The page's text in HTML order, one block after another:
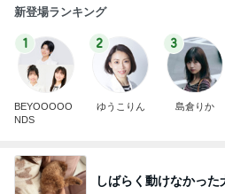
新登場ランキング
1
BEYOOOOO
NDS
2
ゆうこりん
3
島倉りか
しばらく動けなかった